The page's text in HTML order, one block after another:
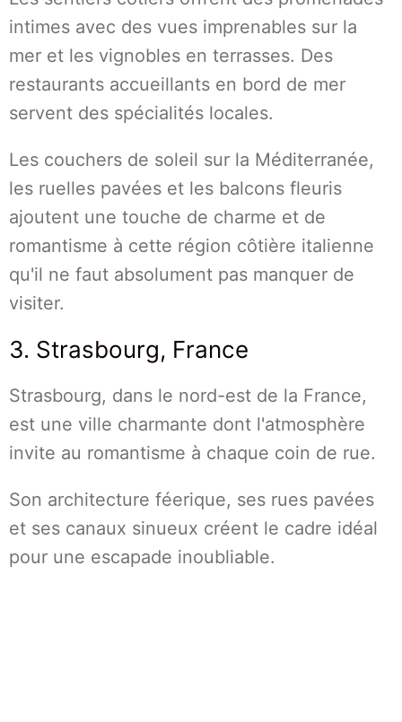
intimes avec des vues imprenables sur la
mer et les vignobles en terrasses. Des
restaurants accueillants en bord de mer
servent des spécialités locales.
Les couchers de soleil sur la Méditerranée,
les ruelles pavées et les balcons fleuris
ajoutent une touche de charme et de
romantisme à cette région côtière italienne
qu'il ne faut absolument pas manquer de
visiter.
3. Strasbourg, France
Strasbourg, dans le nord-est de la France,
est une ville charmante dont l'atmosphère
invite au romantisme à chaque coin de rue.
Son architecture féerique, ses rues pavées
et ses canaux sinueux créent le cadre idéal
pour une escapade inoubliable.